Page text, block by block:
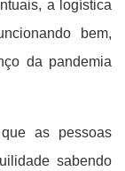
a logística
bem,
da pandemia
as pessoas
sabendo